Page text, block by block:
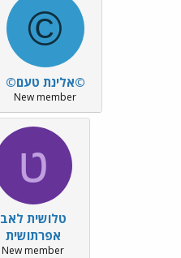
ס
ת
ר
י
ך
©
©אלינת טעם©
New member
ט
טלושית לאב
אפרתושית
New member